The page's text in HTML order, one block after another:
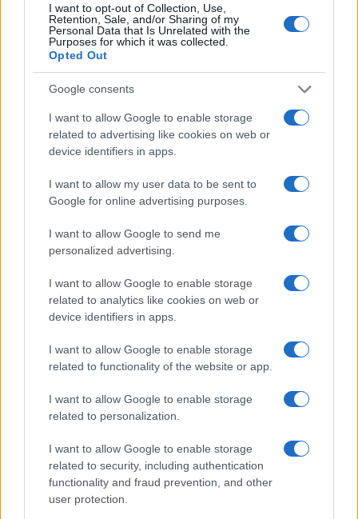
I want to opt-out of Collection, Use,
Retention, Sale, and/or Sharing of my
Personal Data that Is Unrelated with the
Purposes for which it was collected.
Opted Out
Google consents
I want to allow Google to enable storage
related to advertising like cookies on web or
device identifiers in apps.
I want to allow my user data to be sent to
Google for online advertising purposes.
I want to allow Google to send me
personalized advertising.
I want to allow Google to enable storage
related to analytics like cookies on web or
device identifiers in apps.
I want to allow Google to enable storage
related to functionality of the website or app.
I want to allow Google to enable storage
related to personalization.
I want to allow Google to enable storage
related to security, including authentication
functionality and fraud prevention, and other
user protection.
Vuoi rimuovere le pubblicità nazionali?
Puoi abbonarti a
cliccandoqui
Sei già abbonato?
Puoi effettuare l'accesso andando nella
sezioneLogindal menù del sito o
cliccando
Soapbox Race Tempio
Inviaci le tue segnalazioni,
Su WhatsApp al numero +39
345 356 7512
Notizie in tempo reale?
Entra nel canale telegram di
GalluraOggi.it